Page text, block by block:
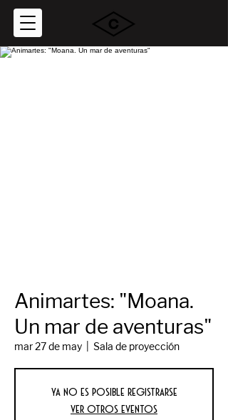
Animartes: "Moana.
Un mar de aventuras"
mar 27 de may Sala de proyección
Ya no es posible registrarse
Ver otros eventos